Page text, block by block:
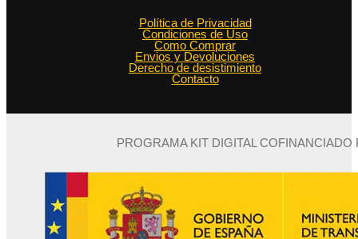
Política de Privacidad
Condiciones de Uso
Como Comprar
Envios y Devoluciones
Derecho de desistimiento
Contacto
PROGRAMA KIT DIGITAL